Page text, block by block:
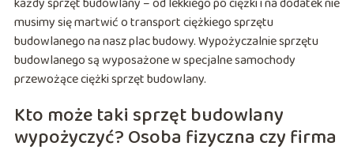
musimy się martwić o transport ciężkiego sprzętu
budowlanego na nasz plac budowy. Wypożyczalnie sprzętu
budowlanego są wyposażone w specjalne samochody
przewożące ciężki sprzęt budowlany.
Kto może taki sprzęt budowlany
wypożyczyć? Osoba fizyczna czy firma